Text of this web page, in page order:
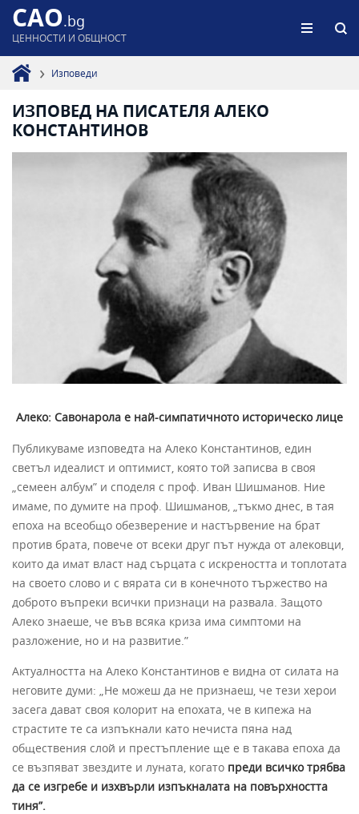
CAO.bg
ЦЕННОСТИ И ОБЩНОСТ
Изповеди
ИЗПОВЕД НА ПИСАТЕЛЯ АЛЕКО
КОНСТАНТИНОВ
Алеко: Савонарола е най-симпатичното историческо лице
Публикуваме изповедта на Алеко Константинов, един
светъл идеалист и оптимист, която той записва в своя
„семеен албум” и споделя с проф. Иван Шишманов. Ние
имаме, по думите на проф. Шишманов, „тъкмо днес, в тая
епоха на всеобщо обезверение и настървение на брат
против брата, повече от всеки друг път нужда от алековци,
които да имат власт над сърцата с искреността и топлотата
на своето слово и с вярата си в конечното тържество на
доброто въпреки всички признаци на развала. Защото
Алеко знаеше, че във всяка криза има симптоми на
разложение, но и на развитие.”
Актуалността на Алеко Константинов е видна от силата на
неговите думи: „Не можеш да не признаеш, че тези херои
засега дават своя колорит на епохата, че в кипежа на
страстите те са изпъкнали като нечиста пяна над
обществения слой и престъпление ще е в такава епоха да
се възпяват звездите и луната, когато преди всичко трябва
да се изгребе и изхвърли изпъкналата на повърхността
тиня”.